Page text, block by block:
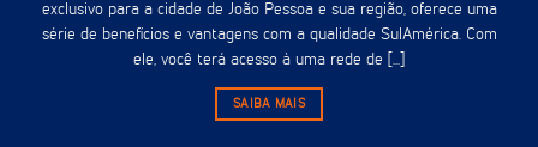
exclusivo para a cidade de João Pessoa e sua região, oferece uma
série de benefícios e vantagens com a qualidade SulAmérica. Com
ele, você terá acesso à uma rede de [...]
SAIBA MAIS